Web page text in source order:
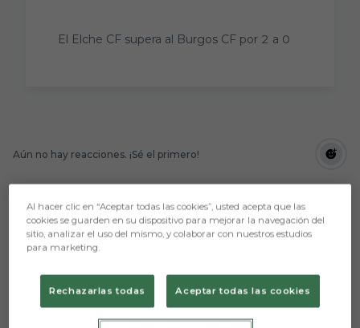
El Elche CF supera al Burgos CF por 2 a 0
Aún no hay reacciones. ¡Sé el primero!
Al hacer clic en “Aceptar todas las cookies”, usted acepta que las
cookies se guarden en su dispositivo para mejorar la navegación del
sitio, analizar el uso del mismo, y colaborar con nuestros estudios
para marketing.
Rechazarlas todas Aceptar todas las cookies